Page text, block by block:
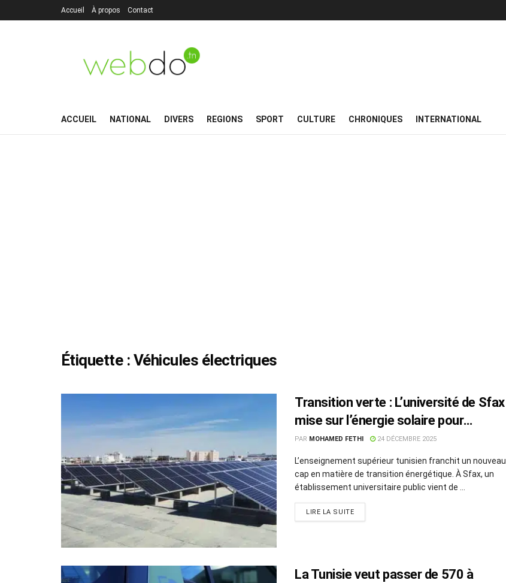
Accueil À propos Contact
ACCUEIL NATIONAL DIVERS REGIONS SPORT CULTURE CHRONIQUES INTERNATIONAL
Étiquette : Véhicules électriques
Transition verte : L’université de Sfax
mise sur l’énergie solaire pour
l’électrique
PAR MOHAMED FETHI 24 DÉCEMBRE 2025
L’enseignement supérieur tunisien franchit un nouveau
cap en matière de transition énergétique. À Sfax, un
établissement universitaire public vient de ...
LIRE LA SUITE
La Tunisie veut passer de 570 à